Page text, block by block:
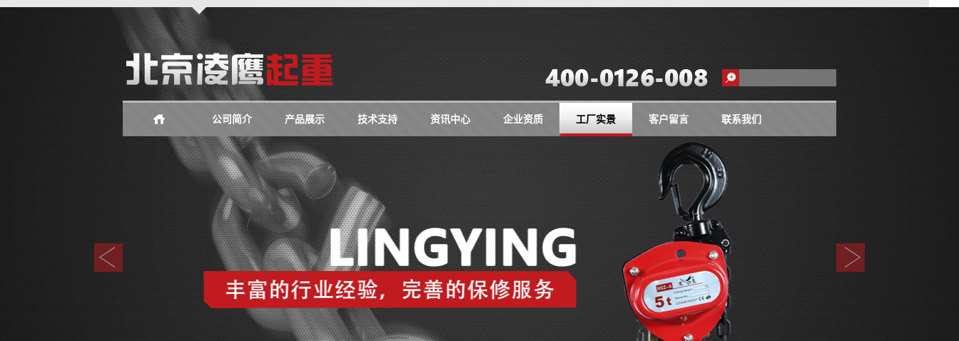
公司简介 产品展示 技术支持 资讯中心 企业资质 工厂实景 客户留言 联系我们